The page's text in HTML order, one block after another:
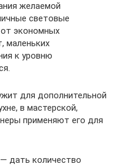
желаемой
световые
экономных
маленьких
к уровню
для дополнительной
в мастерской,
применяют его для
дать количество